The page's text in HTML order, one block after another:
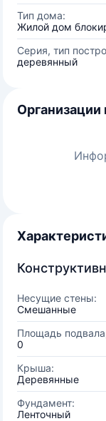
Тип дома:
Жилой дом
Серия, тип
деревянный
Организации
Несущие стены:
Смешанные
Площадь
0
Крыша:
Деревянные
Фундамент:
Ленточный